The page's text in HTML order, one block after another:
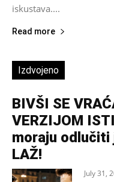
iskustava....
Read more
Izdvojeno
BIVŠI SE
VERZIJOM
moraju odlučiti
LAŽ!
July 31,